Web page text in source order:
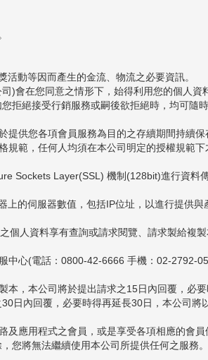
動等因而產生的金流、物流之必要資訊。
)會在您同意之情形下，始得利用您的個人
拒絕接受行銷服務或嗣後欲拒絕時，均可隨
提供您各項會員服務為目的之存續期間持續
範，任何人均須在本公司明定的授權規範
Sockets Layer(SSL) 機制(128bit)進行資
的伺服器數值，包括IP位址，以進行提供與
個人資料享有查詢或請求閱覽、請求製給複
中心(電話：0800-42-6666 手機：02-2792-
本，本公司將於提出請求之15日內回覆，必
日內回覆，必要時得再延長30日，本公司將
應用程式之會員，或是享受各項相應的會
您將無法繼續使用本公司所提供任何之服務。